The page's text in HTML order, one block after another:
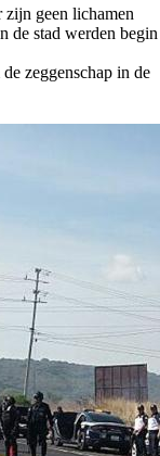
geen lichamen
de stad werden begin
zeggenschap in de